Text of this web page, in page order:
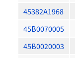
45382A1968
45B0070005
45B0020003